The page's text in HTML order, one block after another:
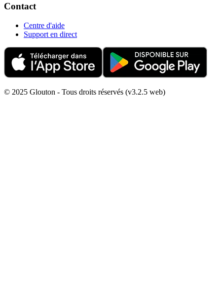
Contact
Centre d'aide
Support en direct
© 2025 Glouton - Tous droits réservés (v3.2.5 web)